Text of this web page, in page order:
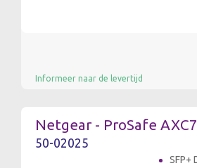
Informeer naar de levertijd
Netgear - ProSafe
50-02025
SFP+